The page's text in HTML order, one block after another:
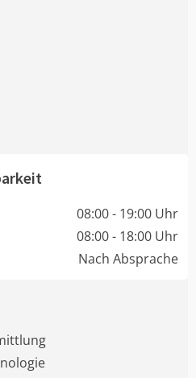
08:00 - 19:00 Uhr
08:00 - 18:00 Uhr
Nach Absprache